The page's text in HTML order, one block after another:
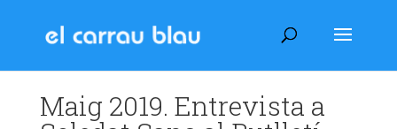
Maig 2019. Entrevista a